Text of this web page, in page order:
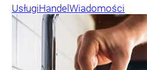
UsługiHandel Wiadomości